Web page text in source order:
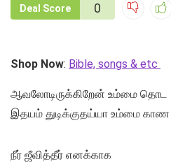
Deal Score 0
Shop Now: Bible, songs & etc
ஆவலோடிருக்கிறேன் உம்மை தொட
இதயம் துடிக்குதய்யா உம்மை காண
நீர் ஜீவித்தீர் எனக்காக